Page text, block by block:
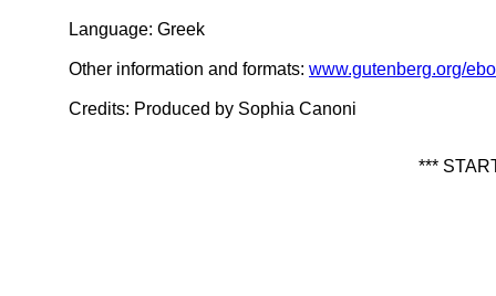
Language: Greek
Other information and formats: www.gutenberg.org/
Credits: Produced by Sophia Canoni
***